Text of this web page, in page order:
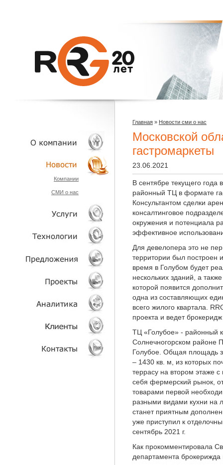
О КОМПАНИИ
НОВОСТИ
Компании
СМИ о нас
УСЛУГИ
ТЕХНОЛОГИИ
ОБЪЕКТЫ
ПРОЕКТЫ
АНАЛИТИКА
КЛИЕНТЫ
Главная » Новости сми о нас
Московской
гастромаркеты
23.06.2021
В сентябре текущего года
районный ТЦ в формате
Консультантом сделки
консалтинговое
окружения и потенциала
эффективное
Для девелопера это не
территории был построен
время в Голубом будет
нескольких зданий, а
которой появится
одна из составляющих
всего жилого квартала.
проекта и ведет
ТЦ «Голубое» - районный
Солнечногорском районе
Голубое. Общая площадь
– 1430 кв. м, из которых
террасу на втором этаже
себя фермерский рынок,
товарами первой
разными видами кухни на
станет приятным
уже приступил к
сентябрь 2021 г.
Как прокомментировала
департамента